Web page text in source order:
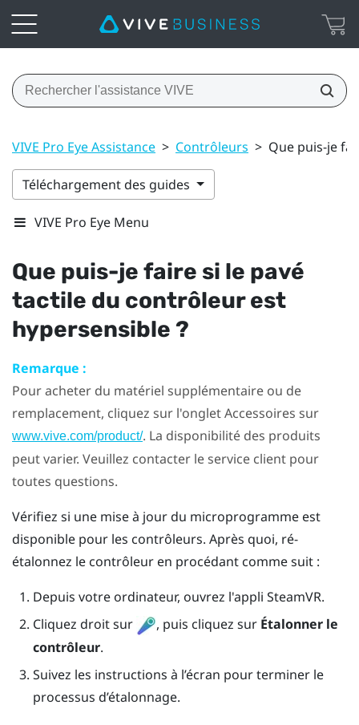
VIVE Pro Eye Assistance > Contrôleurs > Que puis-je
Téléchargement des guides
VIVE Pro Eye Menu
Que puis-je faire si le pavé
tactile du contrôleur est
hypersensible ?
Remarque :
Pour acheter du matériel supplémentaire ou de
remplacement, cliquez sur l'onglet Accessoires sur
www.vive.com/product/. La disponibilité des produits
peut varier. Veuillez contacter le service client pour
toutes questions.
Vérifiez si une mise à jour du microprogramme est
disponible pour les contrôleurs. Après quoi, ré-
étalonnez le contrôleur en procédant comme suit :
Depuis votre ordinateur, ouvrez l'appli SteamVR.
Cliquez droit sur
, puis cliquez sur Étalonner le
contrôleur.
Suivez les instructions à l’écran pour terminer le
processus d’étalonnage.